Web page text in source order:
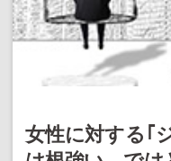
女性に対する｢